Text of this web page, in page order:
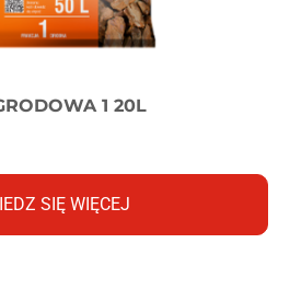
1 20L
SIĘ WIĘCEJ